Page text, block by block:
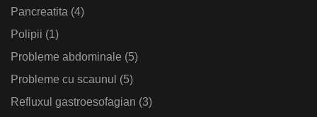
Pancreatita (4)
Polipii (1)
Probleme abdominale (5)
Probleme cu scaunul (5)
Refluxul gastroesofagian (3)